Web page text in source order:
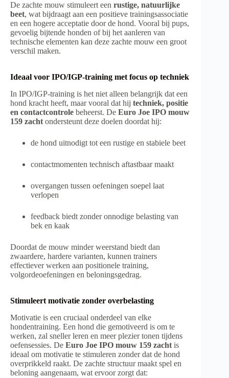
De zachte mouw stimuleert een rustige, natuurlijke
beet, wat bijdraagt aan een positieve trainingsassociatie
en een hogere acceptatie door de hond. Vooral bij pups,
gevoelig bijtende honden of bij het aanleren van
technische elementen kan deze zachte mouw een groot
verschil maken.
Ideaal voor IPO/IGP-training met focus op techniek
In IPO/IGP-training is het niet alleen belangrijk dat een
hond kracht heeft, maar vooral dat hij techniek, positie
en contactcontrole beheerst. De Euro Joe IPO mouw
159 zacht ondersteunt deze doelen doordat hij:
de hond uitnodigt tot een rustige en stabiele beet
contactmomenten technisch aftastbaar maakt
overgangen tussen oefeningen soepel laat
verlopen
feedback biedt zonder onnodige belasting van
bek en kaak
Doordat de mouw minder weerstand biedt dan
zwaardere, hardere varianten, kunnen trainers
effectiever werken aan positionele training,
volgordeoefeningen en beloningsgedrag.
Stimuleert motivatie zonder overbelasting
Motivatie is een cruciaal onderdeel van elke
hondentraining. Een hond die gemotiveerd is om te
werken, zal sneller leren en meer plezier tonen tijdens
oefensessies. De Euro Joe IPO mouw 159 zacht is
ideaal om motivatie te stimuleren zonder dat de hond
overprikkeld raakt. De zachte structuur maakt spel en
beloning aangenaam, wat ervoor zorgt dat: